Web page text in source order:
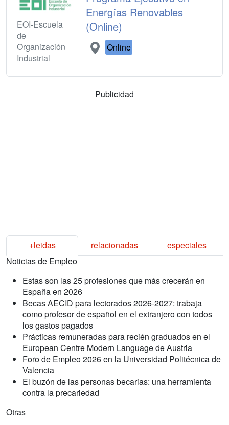
EOI-Escuela
de
Organización
Industrial
Energías Renovables
(Online)
Online
Publicidad
+leidas relacionadas
especiales
Noticias de Empleo
Estas son las 25 profesiones que más crecerán en
España en 2026
Becas AECID para lectorados 2026-2027: trabaja
como profesor de español en el extranjero con todos
los gastos pagados
Prácticas remuneradas para recién graduados en el
European Centre Modern Language de Austria
Foro de Empleo 2026 en la Universidad Politécnica de
Valencia
El buzón de las personas becarias: una herramienta
contra la precariedad
Otras